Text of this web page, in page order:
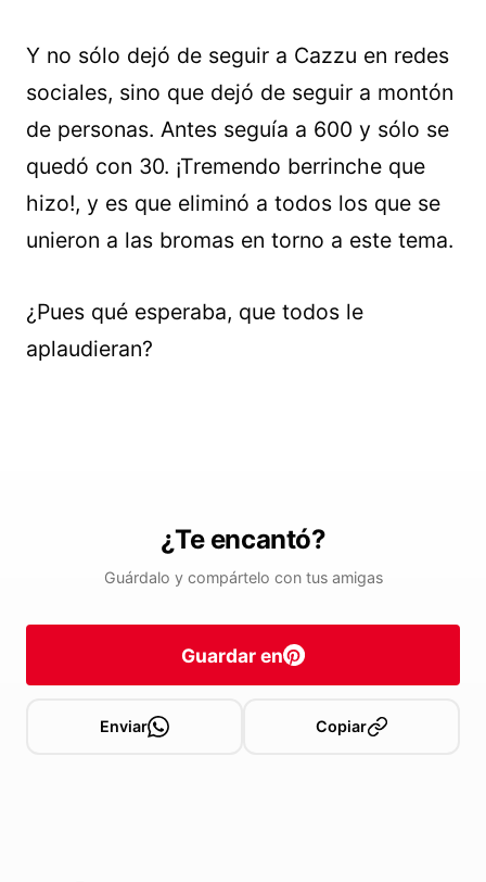
Y no sólo dejó de seguir a Cazzu en redes
sociales, sino que dejó de seguir a montón
de personas. Antes seguía a 600 y sólo se
quedó con 30. ¡Tremendo berrinche que
hizo!, y es que eliminó a todos los que se
unieron a las bromas en torno a este tema.
¿Pues qué esperaba, que todos le
aplaudieran?
¿Te encantó?
Guárdalo y compártelo con tus amigas
Guardar en
Enviar Copiar